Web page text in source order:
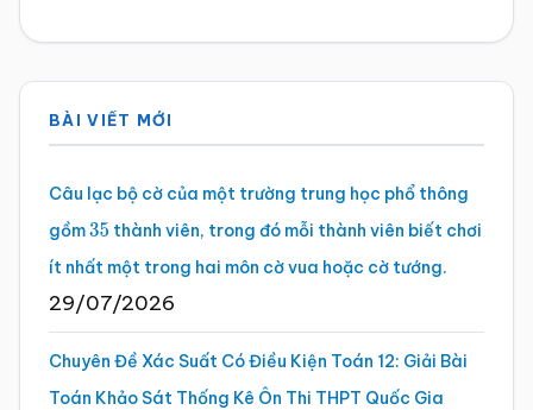
Sidebar
chính
BÀI VIẾT MỚI
Câu lạc bộ cờ của một trường trung học phổ thông
gồm35 thành viên, trong đó mỗi thành viên biết chơi
ít nhất một trong hai môn cờ vua hoặc cờ tướng.
29/07/2026
Chuyên Đề Xác Suất Có Điều Kiện Toán 12: Giải Bài
Toán Khảo Sát Thống Kê Ôn Thi THPT Quốc Gia